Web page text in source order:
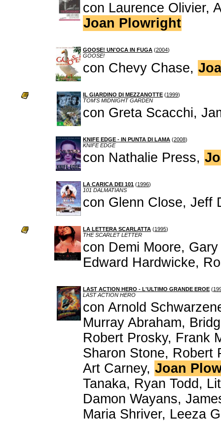
con Laurence Olivier,
Joan Plowright
GOOSE! UN'OCA IN FUGA (2004)
GOOSE!
con Chevy Chase,
IL GIARDINO DI MEZZANOTTE (1999)
TOM'S MIDNIGHT GARDEN
con Greta Scacchi,
KNIFE EDGE - IN PUNTA DI LAMA (2008)
KNIFE EDGE
con Nathalie Press,
LA CARICA DEI 101 (1996)
101 DALMATIANS
con Glenn Close, Jeff
LA LETTERA SCARLATTA (1995)
THE SCARLET LETTER
con Demi Moore,
Edward Hardwicke,
LAST ACTION HERO - L'ULTIMO GRANDE EROE (
LAST ACTION HERO
con Arnold
Murray Abraham,
Robert Prosky, Frank
Sharon Stone, Robert
Art Carney, Joan
Tanaka, Ryan Todd,
Damon Wayans,
Maria Shriver, Leeza